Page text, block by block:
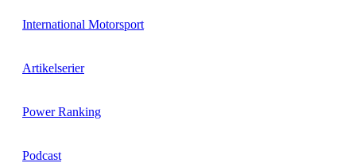
International Motorsport
Artikelserier
Power Ranking
Podcast